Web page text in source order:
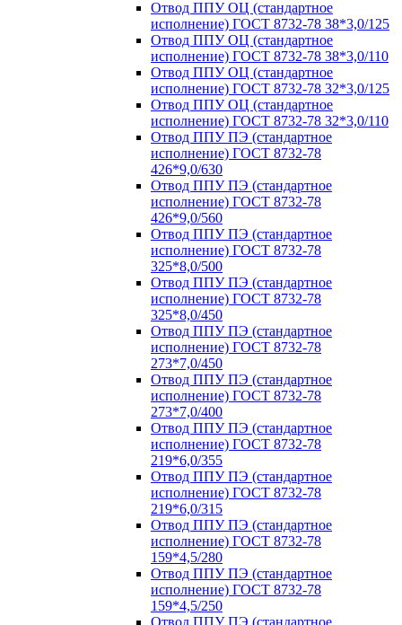
Отвод ППУ ОЦ (стандартное
исполнение) ГОСТ 8732-78 38*3,0/125
Отвод ППУ ОЦ (стандартное
исполнение) ГОСТ 8732-78 38*3,0/110
Отвод ППУ ОЦ (стандартное
исполнение) ГОСТ 8732-78 32*3,0/125
Отвод ППУ ОЦ (стандартное
исполнение) ГОСТ 8732-78 32*3,0/110
Отвод ППУ ПЭ (стандартное
исполнение) ГОСТ 8732-78
426*9,0/630
Отвод ППУ ПЭ (стандартное
исполнение) ГОСТ 8732-78
426*9,0/560
Отвод ППУ ПЭ (стандартное
исполнение) ГОСТ 8732-78
325*8,0/500
Отвод ППУ ПЭ (стандартное
исполнение) ГОСТ 8732-78
325*8,0/450
Отвод ППУ ПЭ (стандартное
исполнение) ГОСТ 8732-78
273*7,0/450
Отвод ППУ ПЭ (стандартное
исполнение) ГОСТ 8732-78
273*7,0/400
Отвод ППУ ПЭ (стандартное
исполнение) ГОСТ 8732-78
219*6,0/355
Отвод ППУ ПЭ (стандартное
исполнение) ГОСТ 8732-78
219*6,0/315
Отвод ППУ ПЭ (стандартное
исполнение) ГОСТ 8732-78
159*4,5/280
Отвод ППУ ПЭ (стандартное
исполнение) ГОСТ 8732-78
159*4,5/250
Отвод ППУ ПЭ (стандартное